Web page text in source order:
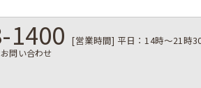
1400
問い合わせ
[営業時間] 平日：14時～21時